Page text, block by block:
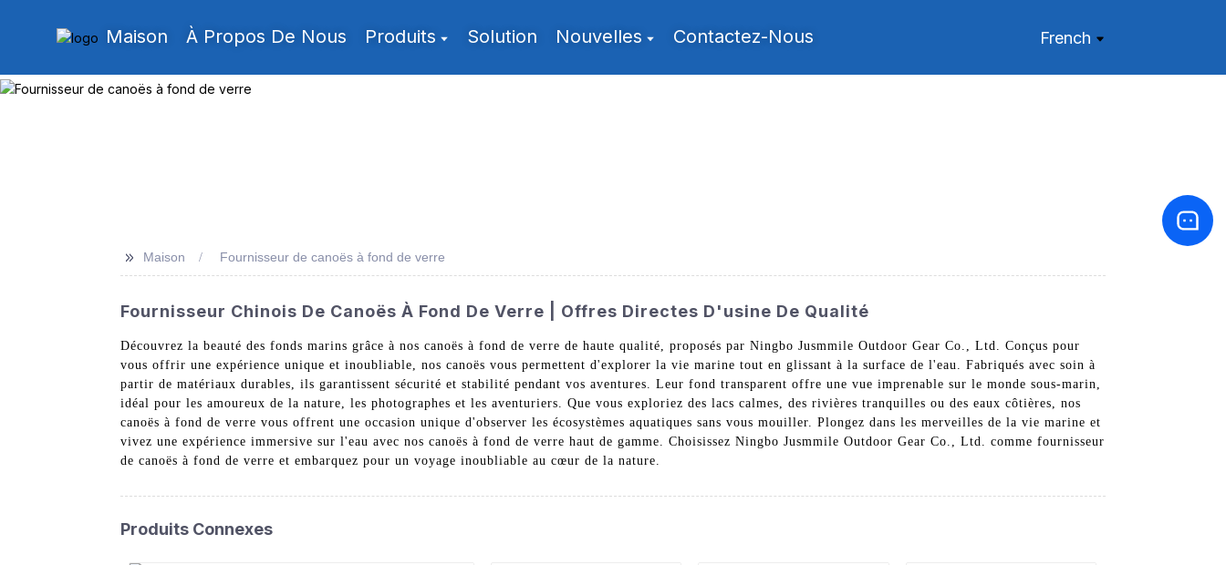
Maison À Propos De Nous Produits Solution Nouvelles Contactez-Nous French
>> Maison Fournisseur de canoës à fond de verre
Fournisseur Chinois De Canoës À Fond De Verre | Offres Directes D'usine De Qualité
Découvrez la beauté des fonds marins grâce à nos canoës à fond de verre de haute qualité, proposés par Ningbo Jusmmile Outdoor Gear Co., Ltd. Conçus pour
vous offrir une expérience unique et inoubliable, nos canoës vous permettent d'explorer la vie marine tout en glissant à la surface de l'eau. Fabriqués avec soin à
partir de matériaux durables, ils garantissent sécurité et stabilité pendant vos aventures. Leur fond transparent offre une vue imprenable sur le monde sous-marin,
idéal pour les amoureux de la nature, les photographes et les aventuriers. Que vous exploriez des lacs calmes, des rivières tranquilles ou des eaux côtières, nos
canoës à fond de verre vous offrent une occasion unique d'observer les écosystèmes aquatiques sans vous mouiller. Plongez dans les merveilles de la vie marine et
vivez une expérience immersive sur l'eau avec nos canoës à fond de verre haut de gamme. Choisissez Ningbo Jusmmile Outdoor Gear Co., Ltd. comme fournisseur
de canoës à fond de verre et embarquez pour un voyage inoubliable au cœur de la nature.
Produits Connexes